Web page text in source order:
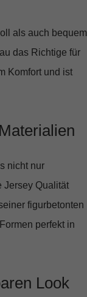
als auch bequem
das Richtige für
Komfort und ist
nicht nur
Jersey Qualität
figurbetonten
perfekt in
Look